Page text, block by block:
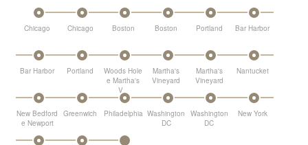
Chicago Chicago Boston Boston Portland Bar Harbor
Bar Harbor Portland
Woods Hole
e Martha's
V...
Martha's
Vineyard
Martha's
Vineyard
Nantucket
New Bedford
e Newport
Greenwich Philadelphia Washington
DC
Washington
DC
New York